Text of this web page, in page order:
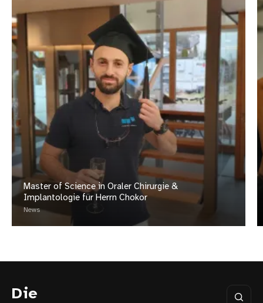
Master of Science in Oraler Chirurgie &
Implantologie für Herrn Chokor
News
Die